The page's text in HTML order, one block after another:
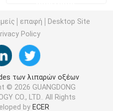
κέικ
επαφή
Desktop Site
Policy
των λιπαρών οξέων
© 2026 GUANGDONG
CO., LTD.. All Rights
by ECER